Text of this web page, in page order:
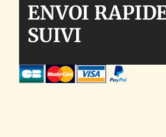
ENVOI
SUIVI